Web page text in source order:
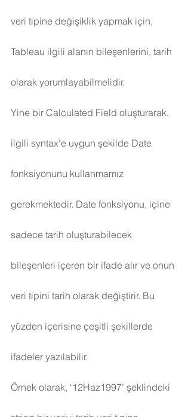
veri tipine değişiklik yapmak için,
Tableau ilgili alanın bileşenlerini, tarih
olarak yorumlayabilmelidir.
Yine bir Calculated Field oluşturarak,
ilgili syntax’e uygun şekilde Date
fonksiyonunu kullanmamız
gerekmektedir. Date fonksiyonu, içine
sadece tarih oluşturabilecek
bileşenleri içeren bir ifade alır ve onun
veri tipini tarih olarak değiştirir. Bu
yüzden içerisine çeşitli şekillerde
ifadeler yazılabilir.
Örnek olarak, ‘12Haz1997’ şeklindeki